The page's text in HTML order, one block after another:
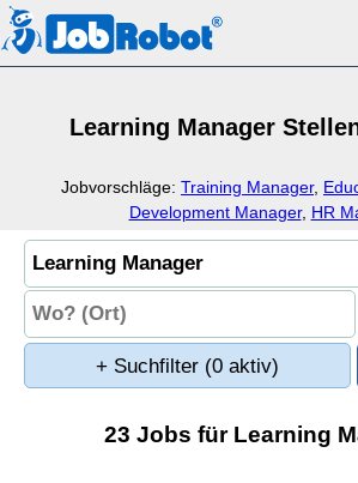
Learning Manager
Jobvorschläge: Training Manager,
Development Manager, HR
+ Suchfilter (0 aktiv)
23 Jobs für Learning